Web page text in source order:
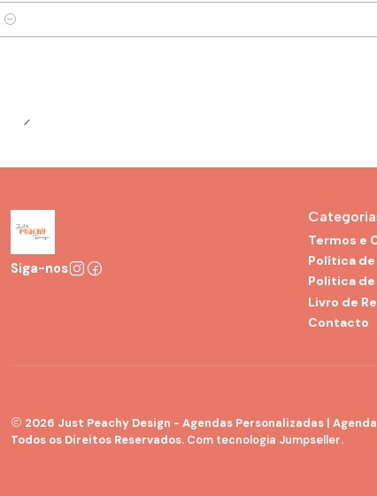
Siga-nos
Termos e
Política
Politica
Livro de
Contacto
2026 Just Peachy Design - Agendas Personalizadas |
Todos os Direitos Reservados. Com tecnologia Jumpseller.